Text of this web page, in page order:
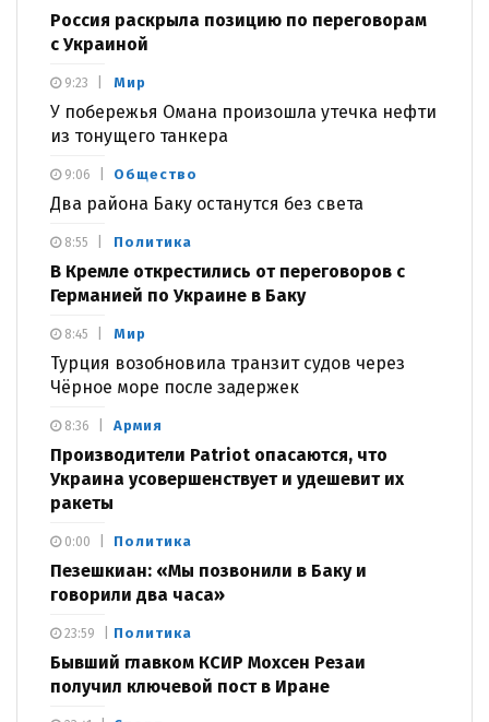
Россия раскрыла позицию по переговорам
с Украиной
Мир
У побережья Омана произошла утечка нефти
из тонущего танкера
9:23
Общество
Два района Баку останутся без света
9:06
Политика
В Кремле открестились от переговоров с
Германией по Украине в Баку
8:55
Мир
Турция возобновила транзит судов через
Чёрное море после задержек
8:45
Армия
Производители Patriot опасаются, что
Украина усовершенствует и удешевит их
ракеты
8:36
Политика
Пезешкиан: «Мы позвонили в Баку и
говорили два часа»
0:00
Политика
Бывший главком КСИР Мохсен Резаи
получил ключевой пост в Иране
23:59